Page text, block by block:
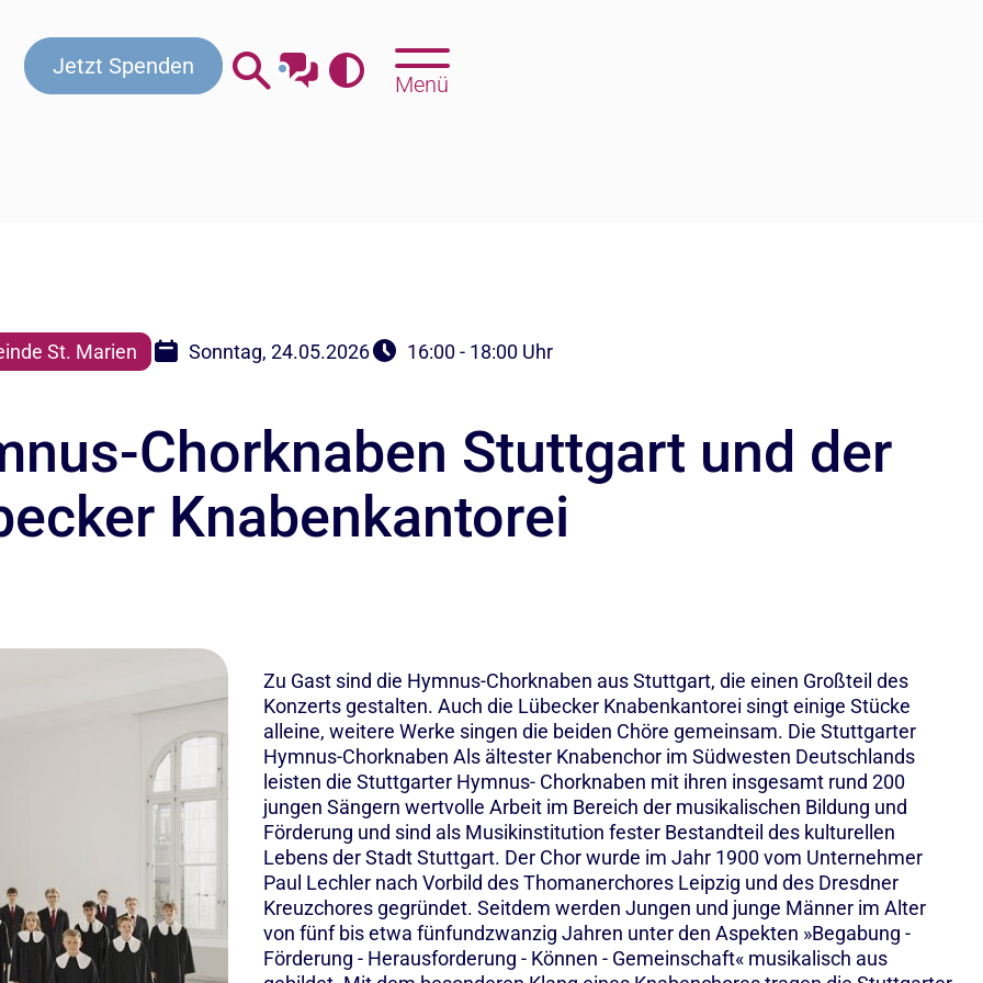
KontaktBeratung & HilfeGottesdienste
Jetzt Spenden
Menü
St. Marien Sonntag, 24.05.2026 16:00 - 18:00 Uhr
Chorknaben Stuttgart und der
Knabenkantorei
Zu Gast sind die Hymnus-Chorknaben aus Stuttgart, die einen Großteil des
Konzerts gestalten. Auch die Lübecker Knabenkantorei singt einige Stücke
alleine, weitere Werke singen die beiden Chöre gemeinsam. Die Stuttgarter
Hymnus-Chorknaben Als ältester Knabenchor im Südwesten Deutschlands
leisten die Stuttgarter Hymnus- Chorknaben mit ihren insgesamt rund 200
jungen Sängern wertvolle Arbeit im Bereich der musikalischen Bildung und
Förderung und sind als Musikinstitution fester Bestandteil des kulturellen
Lebens der Stadt Stuttgart. Der Chor wurde im Jahr 1900 vom Unternehmer
Paul Lechler nach Vorbild des Thomanerchores Leipzig und des Dresdner
Kreuzchores gegründet. Seitdem werden Jungen und junge Männer im Alter
von fünf bis etwa fünfundzwanzig Jahren unter den Aspekten »Begabung -
Förderung - Herausforderung - Können - Gemeinschaft« musikalisch aus